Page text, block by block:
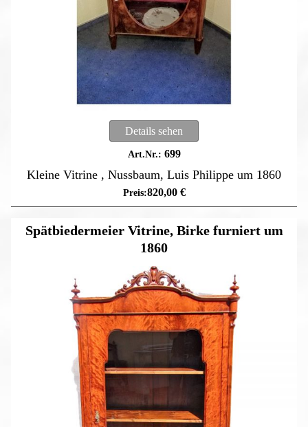
Details sehen
699
Kleine Vitrine , Nussbaum, Luis Philippe um 1860
820,00 €
Spätbiedermeier Vitrine, Birke furniert um
1860